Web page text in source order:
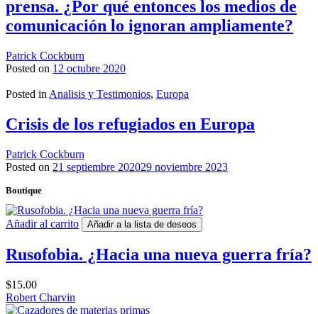
prensa. ¿Por qué entonces los medios de
comunicación lo ignoran ampliamente?
Patrick Cockburn
Posted on 12 octubre 2020
Posted in Analisis y Testimonios, Europa
Crisis de los refugiados en Europa
Patrick Cockburn
Posted on 21 septiembre 202029 noviembre 2023
Boutique
Añadir al carrito Añadir a la lista de deseos
Rusofobia. ¿Hacia una nueva guerra fría?
$15.00
Robert Charvin